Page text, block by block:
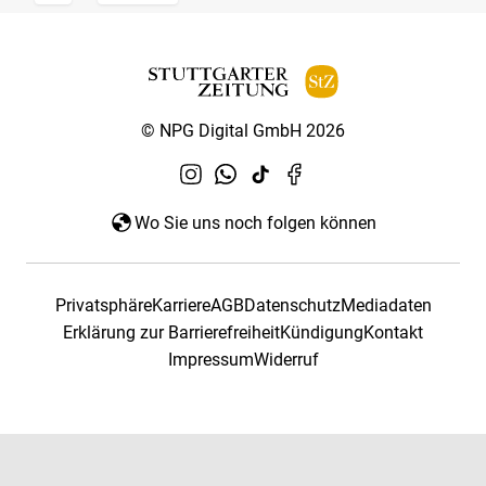
© NPG Digital GmbH 2026
Wo Sie uns noch folgen können
PrivatsphäreKarriereAGBDatenschutzMediadaten
Erklärung zur BarrierefreiheitKündigungKontakt
ImpressumWiderruf